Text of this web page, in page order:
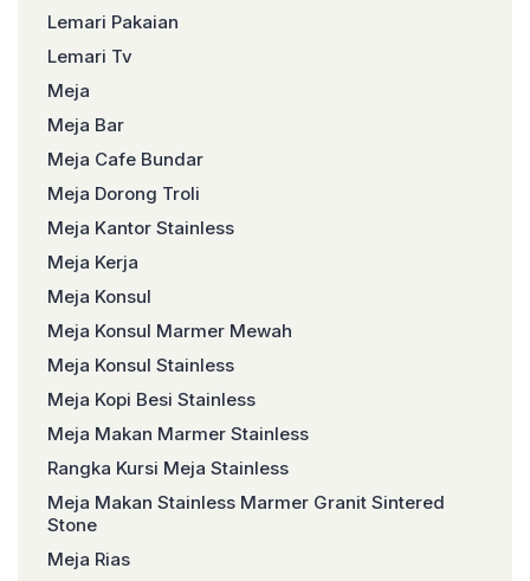
Lemari Pakaian
Lemari Tv
Meja
Meja Bar
Meja Cafe Bundar
Meja Dorong Troli
Meja Kantor Stainless
Meja Kerja
Meja Konsul
Meja Konsul Marmer Mewah
Meja Konsul Stainless
Meja Kopi Besi Stainless
Meja Makan Marmer Stainless
Rangka Kursi Meja Stainless
Meja Makan Stainless Marmer Granit Sintered
Stone
Meja Rias